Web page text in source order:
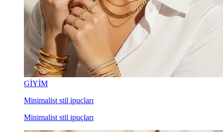
GİYİM
Minimalist stil ipuçları
Minimalist stil ipuçları